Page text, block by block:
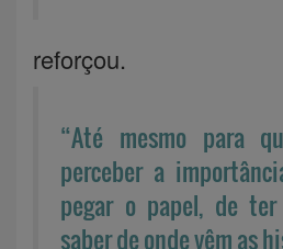
reforçou.
“Até mesmo para
perceber a
pegar o papel, de
saber de onde vêm as